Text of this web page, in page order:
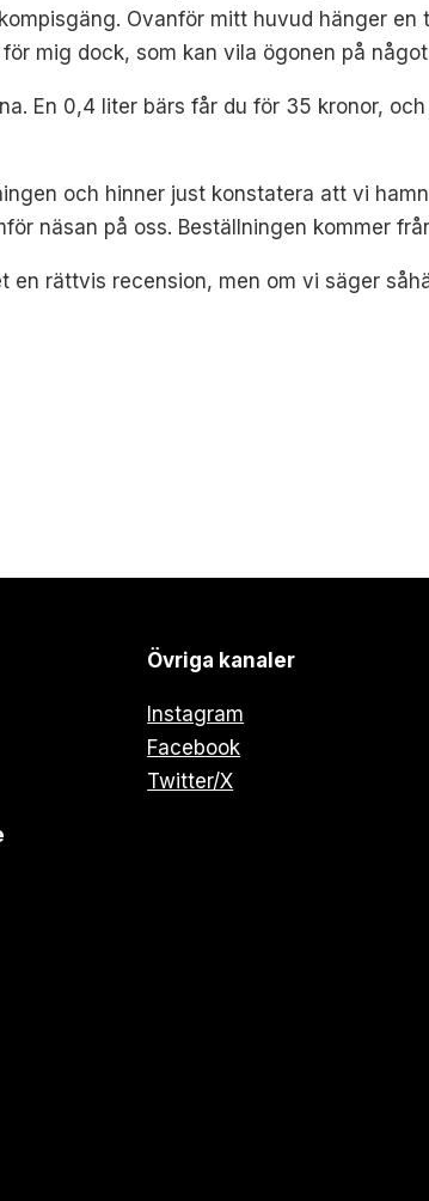
Ovanför mitt huvud hänger
mig dock, som kan vila ögonen på
En 0,4 liter bärs får du för 35 kronor,
och hinner just konstatera att vi
näsan på oss. Beställningen kommer
rättvis recension, men om vi säger
Övriga kanaler
Instagram
Facebook
Twitter/X